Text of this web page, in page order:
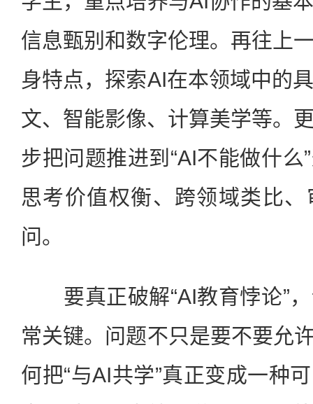
信息甄别和数字伦理。再往上
身特点，探索AI在本领域中的
文、智能影像、计算美学等。
步把问题推进到“AI不能做什么
思考价值权衡、跨领域类比
问。
要真正破解“AI教育悖论”，
常关键。问题不只是要不要允
何把“与AI共学”真正变成一种